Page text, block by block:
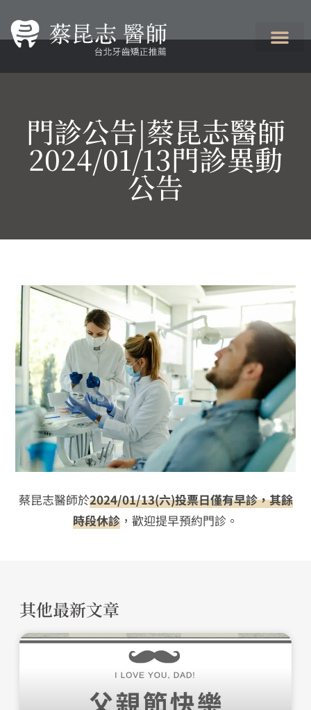
門診公告|蔡昆志醫師
2024/01/13門診異動
公告
蔡昆志醫師於2024/01/13(六)投票日僅有早診，其餘
時段休診 ，歡迎提早預約門診。
其他最新文章